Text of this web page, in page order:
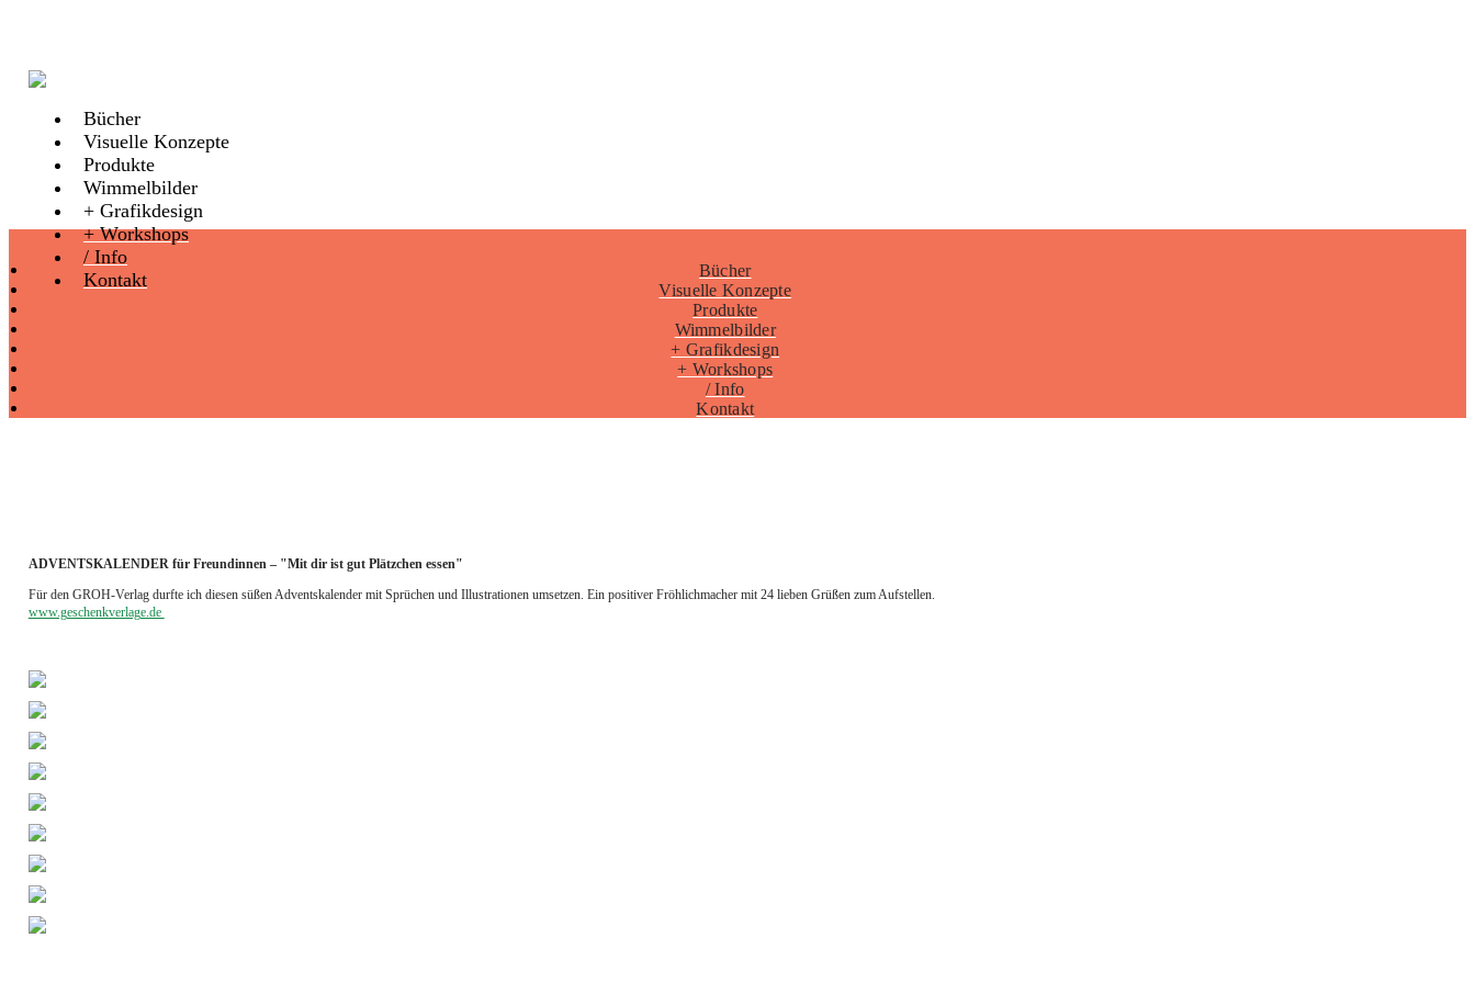
Bücher
Visuelle Konzepte
Produkte
Wimmelbilder
+ Grafikdesign
+ Workshops
/ Info
Kontakt
Bücher
Visuelle Konzepte
Produkte
Wimmelbilder
+ Grafikdesign
+ Workshops
/ Info
Kontakt
ADVENTSKALENDER für Freundinnen – "Mit dir ist gut Plätzchen essen"
Für den GROH-Verlag durfte ich diesen süßen Adventskalender mit Sprüchen und Illustrationen umsetzen. Ein positiver Fröhlichmacher mit 24 lieben Grüßen zum Aufstellen.
www.geschenkverlage.de